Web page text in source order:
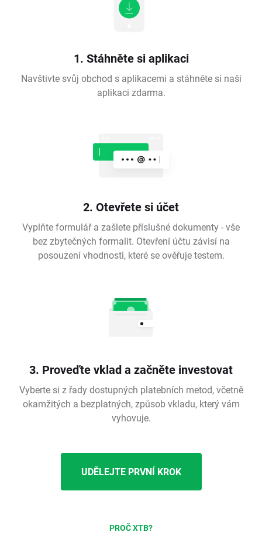
1. Stáhněte si aplikaci
Navštivte svůj obchod s aplikacemi a stáhněte si naši
aplikaci zdarma.
2. Otevřete si účet
Vyplňte formulář a zašlete příslušné dokumenty - vše
bez zbytečných formalit. Otevření účtu závisí na
posouzení vhodnosti, které se ověřuje testem.
3. Proveďte vklad a začněte investovat
Vyberte si z řady dostupných platebních metod, včetně
okamžitých a bezplatných, způsob vkladu, který vám
vyhovuje.
UDĚLEJTE PRVNÍ KROK
PROČ XTB?